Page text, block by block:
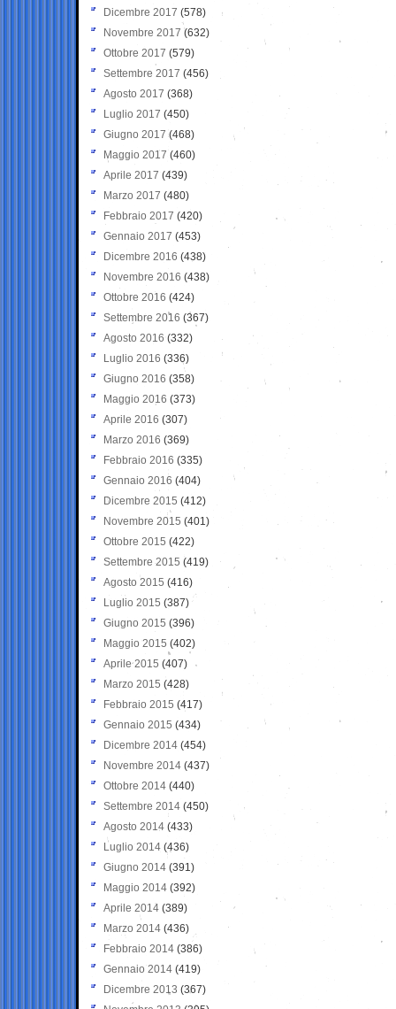
Dicembre 2017 (578)
Novembre 2017 (632)
Ottobre 2017 (579)
Settembre 2017 (456)
Agosto 2017 (368)
Luglio 2017 (450)
Giugno 2017 (468)
Maggio 2017 (460)
Aprile 2017 (439)
Marzo 2017 (480)
Febbraio 2017 (420)
Gennaio 2017 (453)
Dicembre 2016 (438)
Novembre 2016 (438)
Ottobre 2016 (424)
Settembre 2016 (367)
Agosto 2016 (332)
Luglio 2016 (336)
Giugno 2016 (358)
Maggio 2016 (373)
Aprile 2016 (307)
Marzo 2016 (369)
Febbraio 2016 (335)
Gennaio 2016 (404)
Dicembre 2015 (412)
Novembre 2015 (401)
Ottobre 2015 (422)
Settembre 2015 (419)
Agosto 2015 (416)
Luglio 2015 (387)
Giugno 2015 (396)
Maggio 2015 (402)
Aprile 2015 (407)
Marzo 2015 (428)
Febbraio 2015 (417)
Gennaio 2015 (434)
Dicembre 2014 (454)
Novembre 2014 (437)
Ottobre 2014 (440)
Settembre 2014 (450)
Agosto 2014 (433)
Luglio 2014 (436)
Giugno 2014 (391)
Maggio 2014 (392)
Aprile 2014 (389)
Marzo 2014 (436)
Febbraio 2014 (386)
Gennaio 2014 (419)
Dicembre 2013 (367)